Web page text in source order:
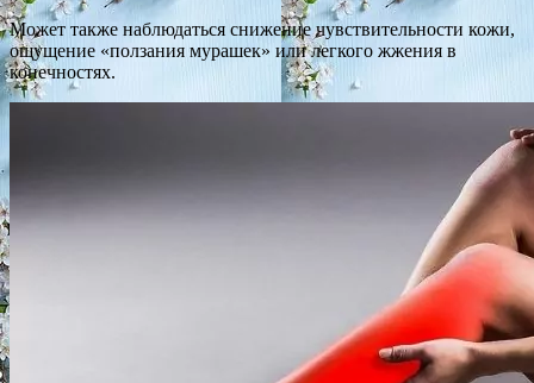
Может также наблюдаться снижение чувствительности кожи,
ощущение «ползания мурашек» или легкого жжения в
конечностях.